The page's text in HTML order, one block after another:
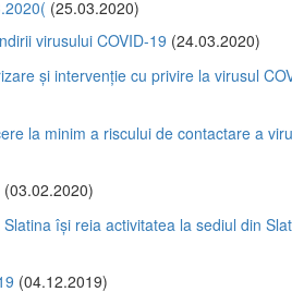
(25.03.2020)
virusului COVID-19 (24.03.2020)
și intervenție cu privire la virusul
la minim a riscului de contactare a
(03.02.2020)
își reia activitatea la sediul din
(04.12.2019)